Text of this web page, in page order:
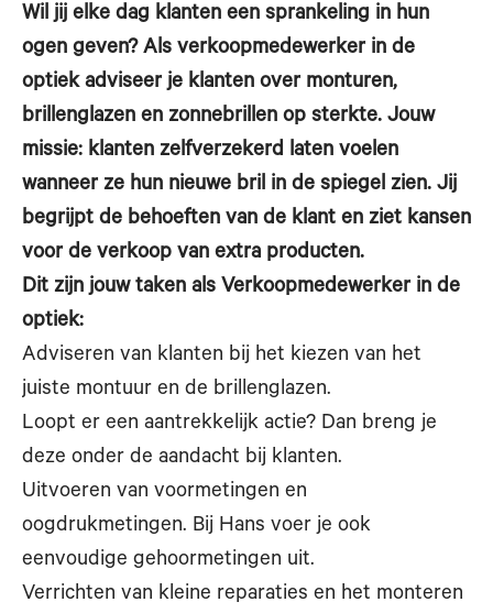
Wil jij elke dag klanten een sprankeling in hun
ogen geven? Als verkoopmedewerker in de
optiek adviseer je klanten over monturen,
brillenglazen en zonnebrillen op sterkte. Jouw
missie: klanten zelfverzekerd laten voelen
wanneer ze hun nieuwe bril in de spiegel zien. Jij
begrijpt de behoeften van de klant en ziet kansen
voor de verkoop van extra producten.
Dit zijn jouw taken als Verkoopmedewerker in de
optiek:
Adviseren van klanten bij het kiezen van het
juiste montuur en de brillenglazen.
Loopt er een aantrekkelijk actie? Dan breng je
deze onder de aandacht bij klanten.
Uitvoeren van voormetingen en
oogdrukmetingen. Bij Hans voer je ook
eenvoudige gehoormetingen uit.
Verrichten van kleine reparaties en het monteren